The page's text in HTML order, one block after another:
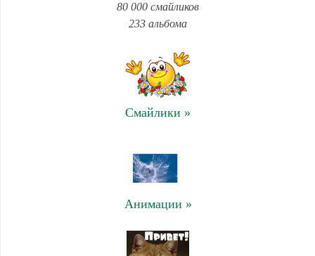
80 000 смайликов
233 альбома
Смайлики »
Анимации »